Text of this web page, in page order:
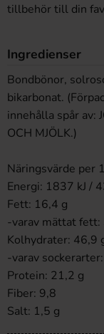
tillbehör till din
Ingredienser
Bondbönor,
bikarbonat.
innehålla spår av:
OCH MJÖLK.)
Näringsvärde per
Energi: 1837 kJ /
Fett: 16,4 g
-varav mättat fett:
Kolhydrater: 46,9
-varav
Protein: 21,2 g
Fiber: 9,8
Salt: 1,5 g